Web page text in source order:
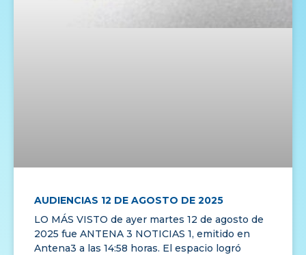
AUDIENCIAS 12 DE AGOSTO DE 2025
LO MÁS VISTO de ayer martes 12 de agosto de
2025 fue ANTENA 3 NOTICIAS 1, emitido en
Antena3 a las 14:58 horas. El espacio logró